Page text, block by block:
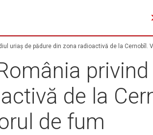
uriaș de pădure din zona radioactivă de la Cernobîl.
de la
de fum